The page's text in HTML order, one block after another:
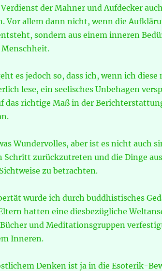
der Mahner und Aufdecker
Vor allem dann nicht, wenn die
sondern aus einem inneren
es jedoch so, dass ich, wenn ich diese
lese, ein seelisches Unbehagen
das richtige Maß in der
Wundervolles, aber ist es nicht auch
Schritt zurückzutreten und die Dinge
zu betrachten.
wurde ich durch buddhistisches
hatten eine diesbezügliche
und Meditationsgruppen
Inneren.
Denken ist ja in die Esoterik-